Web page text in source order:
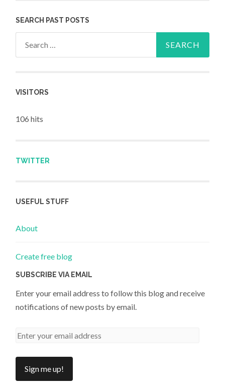
SEARCH PAST POSTS
VISITORS
106 hits
TWITTER
USEFUL STUFF
About
Create free blog
SUBSCRIBE VIA EMAIL
Enter your email address to follow this blog and receive
notifications of new posts by email.